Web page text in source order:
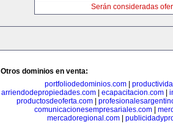
Serán consideradas
Otros dominios en venta:
portfoliodedominios.com
arriendodepropiedades.com| ecapacitacion.com|
productosdeoferta.com|
comunicacionesempresariales.com
mercadoregional.com